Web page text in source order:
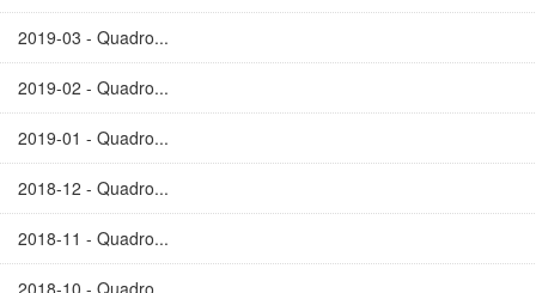
2019-03 - Quadro...
2019-02 - Quadro...
2019-01 - Quadro...
2018-12 - Quadro...
2018-11 - Quadro...
2018-10 - Quadro...